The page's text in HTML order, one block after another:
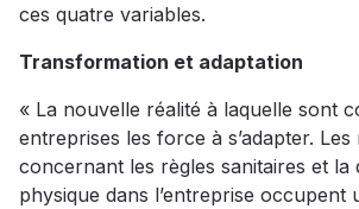
ces quatre variables.
Transformation et adaptation
« La nouvelle réalité à laquelle sont
entreprises les force à s’adapter. Les
concernant les règles sanitaires et la
physique dans l’entreprise occupent